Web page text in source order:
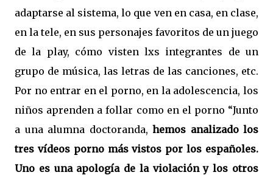
adaptarse al sistema, lo que ven en casa, en clase,
en la tele, en sus personajes favoritos de un juego
de la play, cómo visten lxs integrantes de un
grupo de música, las letras de las canciones, etc.
Por no entrar en el porno, en la adolescencia, los
niños aprenden a follar como en el porno “Junto
a una alumna doctoranda, hemos analizado los
tres vídeos porno más vistos por los españoles.
Uno es una apología de la violación y los otros